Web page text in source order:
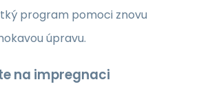
program pomoci znovu
úpravu.
na impregnaci